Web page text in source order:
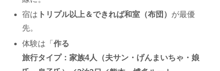
宿は トリプル以上＆できれば和室（布団） が最優
先。
体験は「作る
旅行タイプ：家族4人（夫サン・げんまいちゃ・娘